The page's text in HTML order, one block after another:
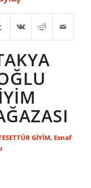
GİYİM, Esnaf